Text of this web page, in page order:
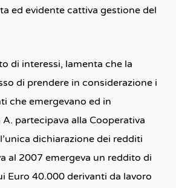
ed evidente cattiva gestione del
di interessi, lamenta che la
di prendere in considerazione i
che emergevano ed in
partecipava alla Cooperativa
dichiarazione dei redditi
al 2007 emergeva un reddito di
Euro 40.000 derivanti da lavoro